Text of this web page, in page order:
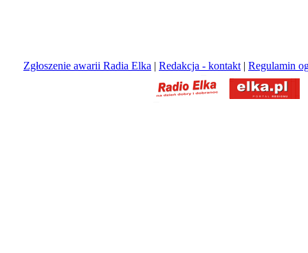
Zgłoszenie awarii Radia Elka | Redakcja - kontakt | Regulamin